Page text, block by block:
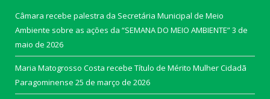
Câmara recebe palestra da Secretária Municipal de Meio
Ambiente sobre as ações da “SEMANA DO MEIO AMBIENTE”3 de
maio de 2026
Maria Matogrosso Costa recebe Título de Mérito Mulher Cidadã
Paragominense 25 de março de 2026